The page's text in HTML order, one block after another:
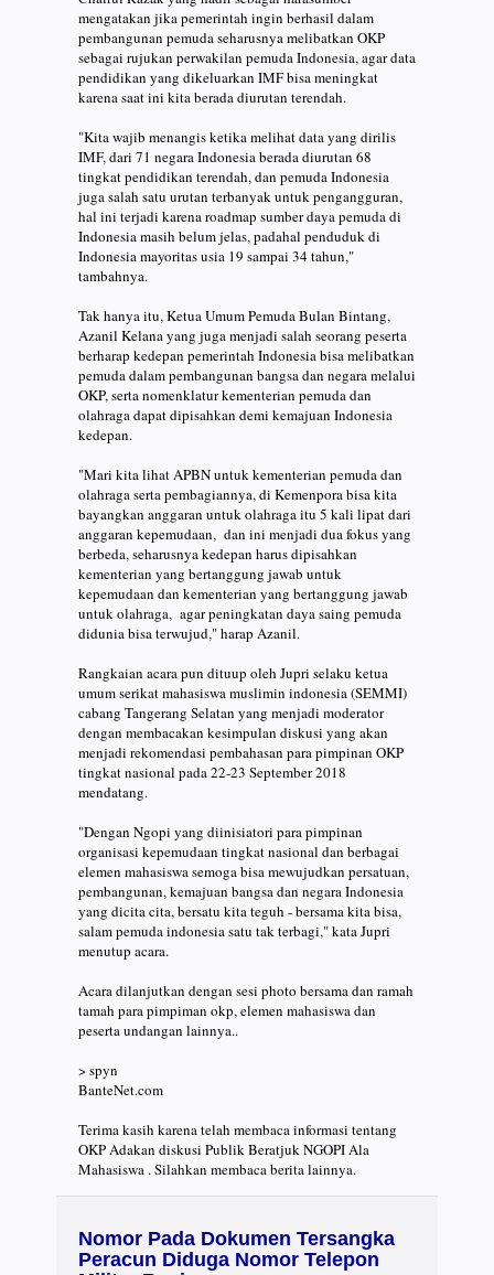
mengatakan jika pemerintah ingin berhasil dalam
pembangunan pemuda seharusnya melibatkan OKP
sebagai rujukan perwakilan pemuda Indonesia, agar data
pendidikan yang dikeluarkan IMF bisa meningkat
karena saat ini kita berada diurutan terendah.
"Kita wajib menangis ketika melihat data yang dirilis
IMF, dari 71 negara Indonesia berada diurutan 68
tingkat pendidikan terendah, dan pemuda Indonesia
juga salah satu urutan terbanyak untuk pengangguran,
hal ini terjadi karena roadmap sumber daya pemuda di
Indonesia masih belum jelas, padahal penduduk di
Indonesia mayoritas usia 19 sampai 34 tahun,"
tambahnya.
Tak hanya itu, Ketua Umum Pemuda Bulan Bintang,
Azanil Kelana yang juga menjadi salah seorang peserta
berharap kedepan pemerintah Indonesia bisa melibatkan
pemuda dalam pembangunan bangsa dan negara melalui
OKP, serta nomenklatur kementerian pemuda dan
olahraga dapat dipisahkan demi kemajuan Indonesia
kedepan.
"Mari kita lihat APBN untuk kementerian pemuda dan
olahraga serta pembagiannya, di Kemenpora bisa kita
bayangkan anggaran untuk olahraga itu 5 kali lipat dari
anggaran kepemudaan, dan ini menjadi dua fokus yang
berbeda, seharusnya kedepan harus dipisahkan
kementerian yang bertanggung jawab untuk
kepemudaan dan kementerian yang bertanggung jawab
untuk olahraga, agar peningkatan daya saing pemuda
didunia bisa terwujud," harap Azanil.
Rangkaian acara pun dituup oleh Jupri selaku ketua
umum serikat mahasiswa muslimin indonesia (SEMMI)
cabang Tangerang Selatan yang menjadi moderator
dengan membacakan kesimpulan diskusi yang akan
menjadi rekomendasi pembahasan para pimpinan OKP
tingkat nasional pada 22-23 September 2018
mendatang.
"Dengan Ngopi yang diinisiatori para pimpinan
organisasi kepemudaan tingkat nasional dan berbagai
elemen mahasiswa semoga bisa mewujudkan persatuan,
pembangunan, kemajuan bangsa dan negara Indonesia
yang dicita cita, bersatu kita teguh - bersama kita bisa,
salam pemuda indonesia satu tak terbagi," kata Jupri
menutup acara.
Acara dilanjutkan dengan sesi photo bersama dan ramah
tamah para pimpiman okp, elemen mahasiswa dan
peserta undangan lainnya..
> spyn
BanteNet.com
Terima kasih karena telah membaca informasi tentang
OKP Adakan diskusi Publik Beratjuk NGOPI Ala
Mahasiswa . Silahkan membaca berita lainnya.
Nomor Pada Dokumen Tersangka
Peracun Diduga Nomor Telepon